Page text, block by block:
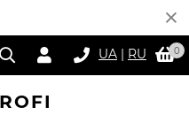
UA | RU 0